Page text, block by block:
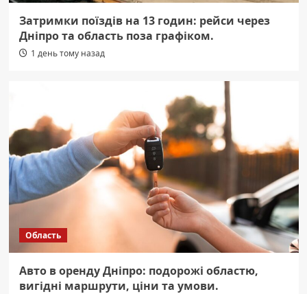
Затримки поїздів на 13 годин: рейси через
Дніпро та область поза графіком.
1 день тому назад
Область
Авто в оренду Дніпро: подорожі областю,
вигідні маршрути, ціни та умови.